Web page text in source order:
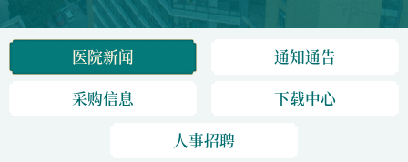
医院新闻
通知通告
采购信息
下载中心
人事招聘